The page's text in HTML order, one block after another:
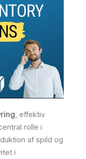
, effektiv
rolle i
af spild og
i